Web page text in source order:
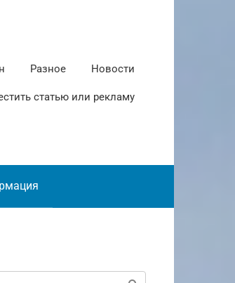
Разное Новости
статью или рекламу